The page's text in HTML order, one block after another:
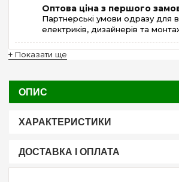
Оптова ціна з першого
Партнерські умови одразу для
електриків, дизайнерів та
+ Показати ще
ОПИС
ХАРАКТЕРИСТИКИ
ДОСТАВКА І ОПЛАТА